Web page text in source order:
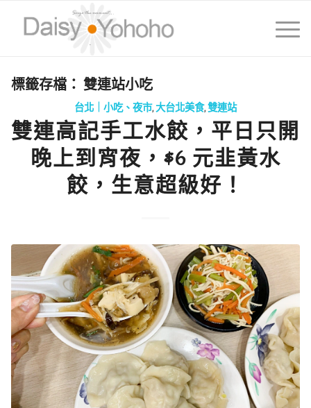
標籤存檔： 雙連站小吃
台北｜小吃、夜市,大台北美食,雙連站
雙連高記手工水餃，平日只開
晚上到宵夜，$6 元韭黃水
餃，生意超級好！